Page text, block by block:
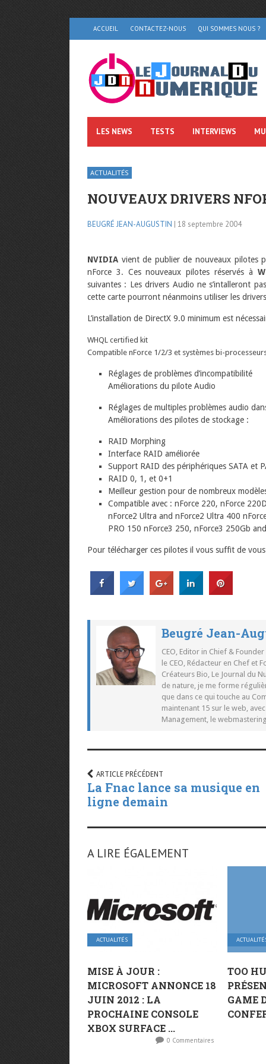
ACCUEIL CONTACTEZ-NOUS QUI SOMMES NOUS ?
LES NEWS TESTS INTERVIEWS
ACTUALITÉS
NOUVEAUX DRIVERS
BEUGRÉ JEAN-AUGUSTIN | 18 septembre 2004
NVIDIA vient de publier de nouveaux pilotes
nForce 3. Ces nouveaux pilotes réservés à
suivantes : Les drivers Audio ne s’intalleront
cette carte pourront néanmoins utiliser les
L’installation de DirectX 9.0 minimum est
WHQL certified kit
Compatible nForce 1/2/3 et systèmes bi-
Réglages de problèmes d’incompatibilité
Améliorations du pilote Audio
Réglages de multiples problèmes audio
Améliorations des pilotes de stockage :
RAID Morphing
Interface RAID améliorée
Support RAID des périphériques SATA et
RAID 0, 1, et 0+1
Meilleur gestion pour de nombreux
Compatible avec : nForce 220, nForce
nForce2 Ultra and nForce2 Ultra 400
PRO 150 nForce3 250, nForce3 250Gb
Pour télécharger ces pilotes il vous suffit de
Beugré Jean-
CEO, Editor in Chief &
le CEO, Rédacteur en Chef et
Créateurs Bio, Le Journal du
de nature, je me forme
que dans ce qui touche au
maintenant 15 sur le web,
Management, le
ARTICLE PRÉCÉDENT
La Fnac lance sa musique en
ligne demain
A LIRE ÉGALEMENT
ACTUALITÉS
MISE À JOUR :
MICROSOFT ANNONCE 18
JUIN 2012 : LA
PROCHAINE CONSOLE
XBOX SURFACE ...
0 Commentaires
TOO
GAME